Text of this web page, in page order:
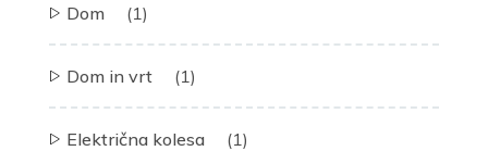
Dom (1)
Dom in vrt (1)
Električna kolesa (1)